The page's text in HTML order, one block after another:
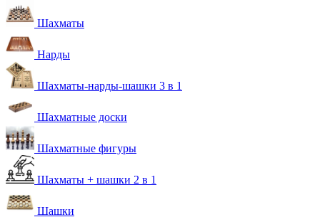
Шахматы
Нарды
Шахматы-нарды-шашки 3 в 1
Шахматные доски
Шахматные фигуры
Шахматы + шашки 2 в 1
Шашки